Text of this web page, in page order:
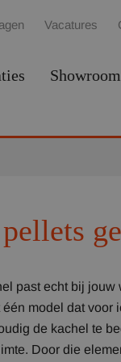
Showroom
Vacatures
past echt bij
model dat
de kachel te
Door die